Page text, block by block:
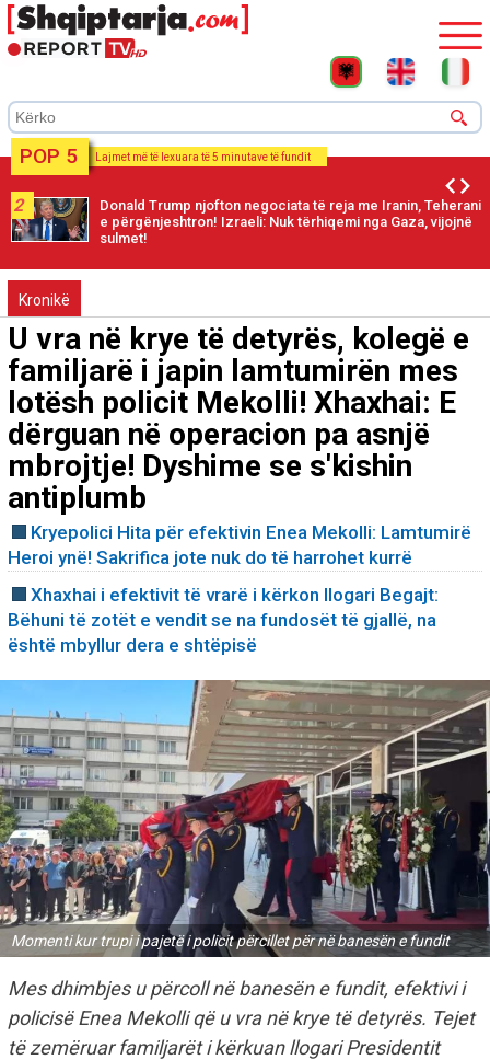
POP 5 Lajmet më të lexuara të 5 minutave të fundit
3
Spanja ultimatum Italisë: Hapni kufijtë brenda 48 orësh!
Përgjigjet Roma: Nuk pranojmë ultimatume, masat mbeten
deri më 15 gusht
Kronikë
U vra në krye të detyrës, kolegë e
familjarë i japin lamtumirën mes
lotësh policit Mekolli! Xhaxhai: E
dërguan në operacion pa asnjë
mbrojtje! Dyshime se s'kishin
antiplumb
Kryepolici Hita për efektivin Enea Mekolli: Lamtumirë
Heroi ynë! Sakrifica jote nuk do të harrohet kurrë
Xhaxhai i efektivit të vrarë i kërkon llogari Begajt:
Bëhuni të zotët e vendit se na fundosët të gjallë, na
është mbyllur dera e shtëpisë
Momenti kur trupi i pajetë i policit përcillet për në banesën e fundit
Mes dhimbjes u përcoll në banesën e fundit, efektivi i
policisë Enea Mekolli që u vra në krye të detyrës. Tejet
të zemëruar familjarët i kërkuan llogari Presidentit